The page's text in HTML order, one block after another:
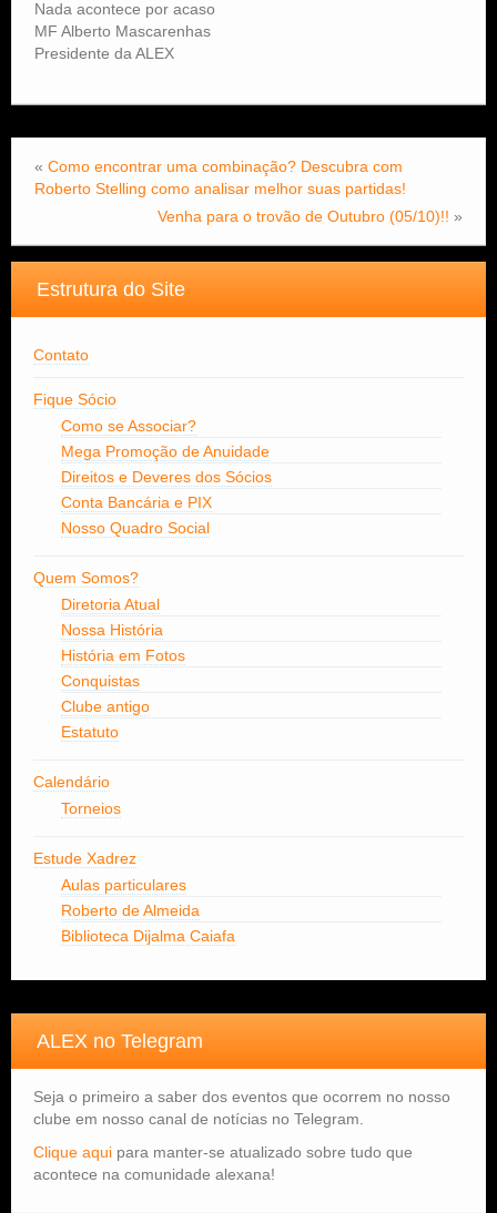
Nada acontece por acaso
MF Alberto Mascarenhas
Presidente da ALEX
« Como encontrar uma combinação? Descubra com
Roberto Stelling como analisar melhor suas partidas!
Venha para o trovão de Outubro (05/10)!! »
Estrutura do Site
Contato
Fique Sócio
Como se Associar?
Mega Promoção de Anuidade
Direitos e Deveres dos Sócios
Conta Bancária e PIX
Nosso Quadro Social
Quem Somos?
Diretoria Atual
Nossa História
História em Fotos
Conquistas
Clube antigo
Estatuto
Calendário
Torneios
Estude Xadrez
Aulas particulares
Roberto de Almeida
Biblioteca Dijalma Caiafa
ALEX no Telegram
Seja o primeiro a saber dos eventos que ocorrem no nosso
clube em nosso canal de notícias no Telegram.
Clique aqui para manter-se atualizado sobre tudo que
acontece na comunidade alexana!